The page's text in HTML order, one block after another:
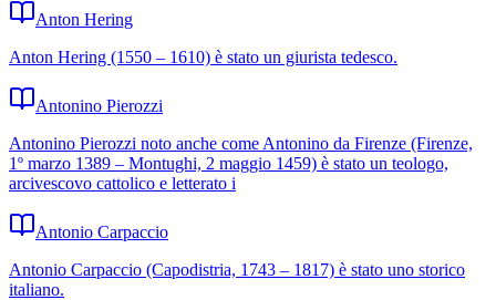
Anton Hering
Anton Hering (1550 – 1610) è stato un giurista tedesco.
Antonino Pierozzi
Antonino Pierozzi noto anche come Antonino da Firenze (Firenze,
1º marzo 1389 – Montughi, 2 maggio 1459) è stato un teologo,
arcivescovo cattolico e letterato i
Antonio Carpaccio
Antonio Carpaccio (Capodistria, 1743 – 1817) è stato uno storico
italiano.